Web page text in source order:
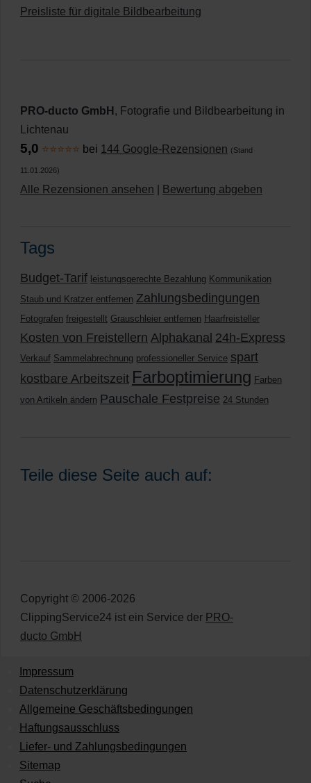
Preisliste für digitale Bildbearbeitung
PRO-ducto GmbH , Fotografie und Bildbearbeitung in
Lichtenau
5,0 ⭐⭐⭐⭐⭐ bei 144 Google-Rezensionen (Stand
11.01.2026)
Alle Rezensionen ansehen Bewertung abgeben
Tags
Budget-Tarif leistungsgerechte Bezahlung Kommunikation
Staub und Kratzer entfernen Zahlungsbedingungen
Fotografen freigestellt Grauschleier entfernen Haarfreisteller
Kosten von Freistellern Alphakanal 24h-Express
Verkauf Sammelabrechnung professioneller Service spart
kostbare Arbeitszeit Farboptimierung Farben
von Artikeln ändern Pauschale Festpreise 24 Stunden
Teile diese Seite auch auf:
Copyright © 2006-2026
ClippingService24 ist ein Service der PRO-
ducto GmbH
Impressum
Datenschutzerklärung
Allgemeine Geschäftsbedingungen
Haftungsausschluss
Liefer- und Zahlungsbedingungen
Sitemap